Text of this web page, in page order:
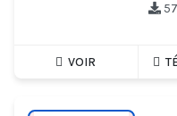
VOIR